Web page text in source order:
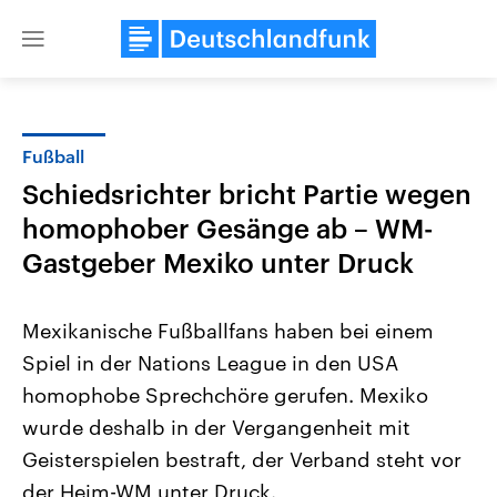
Close
Landtagswahl Sachsen-Anhalt
2026
Alle Informationen
Sachsen-Anhalt wählt am 6.
September 2026 einen neuen
Landtag. Seit 2021 wird das
Bundesland von einer Koalition aus
USA
Aktuelle Beiträge,
Hintergründe
Wirtschaftlich und
gehören die Vereinigten
Fußball
Schiedsrichter bricht Partie wegen
homophober Gesänge ab – WM-
Gastgeber Mexiko unter Druck
Mexikanische Fußballfans haben bei einem
Spiel in der Nations League in den USA
homophobe Sprechchöre gerufen. Mexiko
wurde deshalb in der Vergangenheit mit
Geisterspielen bestraft, der Verband steht vor
der Heim-WM unter Druck.